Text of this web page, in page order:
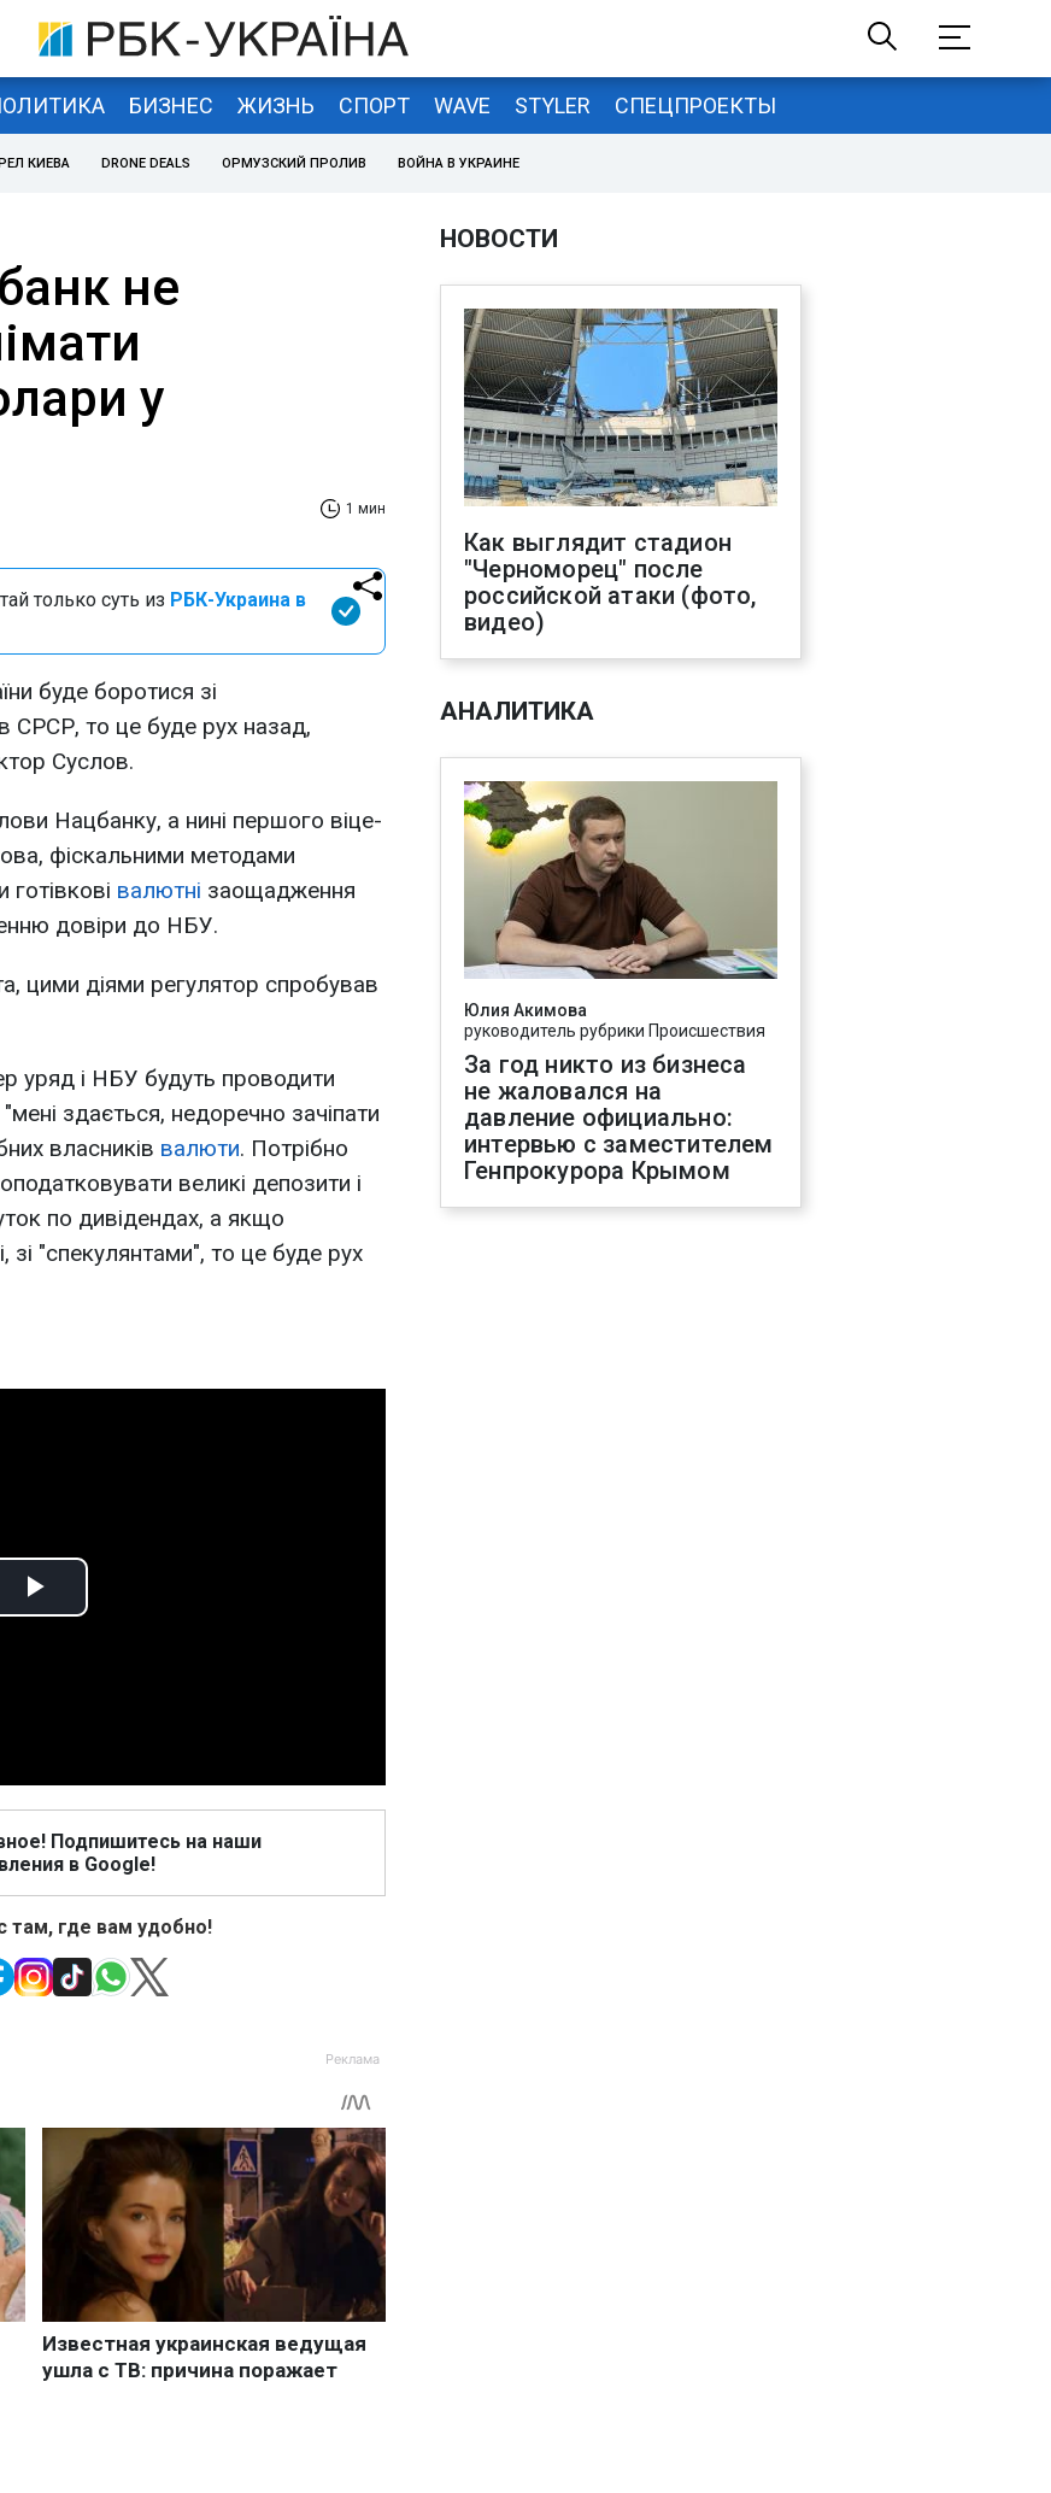
БИЗНЕС ЖИЗНЬ СПОРТ WAVE STYLER СПЕЦПРОЕКТЫ
КИЕВА DRONE DEALS ОРМУЗСКИЙ ПРОЛИВ ВОЙНА В УКРАИНЕ
не
у
1 мин
только суть из РБК-Украина в
буде боротися зі
СРСР, то це буде рух назад,
Суслов.
Нацбанку, а нині першого віце-
фіскальними методами
валютні заощадження
довіри до НБУ.
цими діями регулятор спробував
уряд і НБУ будуть проводити
здається, недоречно зачіпати
власників валюти. Потрібно
великі депозити і
по дивідендах, а якщо
зі "спекулянтами", то це буде рух
Play
Подпишитесь на наши
в Google!
там, где вам удобно!
НОВОСТИ
Как выглядит стадион
"Черноморец" после
российской атаки (фото,
видео)
АНАЛИТИКА
Юлия Акимова
руководитель рубрики Происшествия
За год никто из бизнеса
не жаловался на
давление официально:
интервью с заместителем
Генпрокурора Крымом